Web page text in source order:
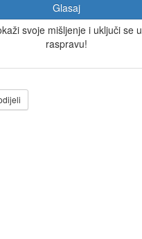
Glasaj
svoje mišljenje i uključi se u
raspravu!